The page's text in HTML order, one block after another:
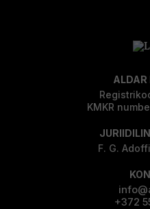
ALDAR
KMKR
F. G.
+372